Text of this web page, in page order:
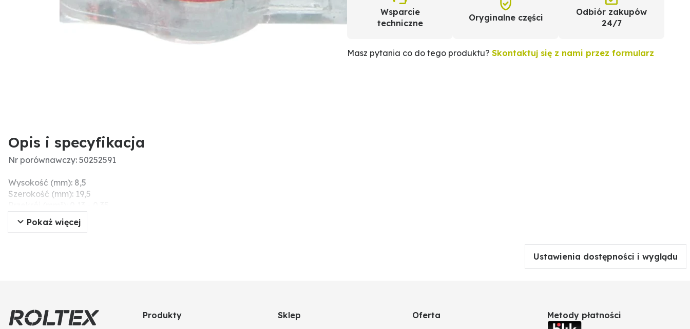
Wsparcie
techniczne
Oryginalne części
Odbiór zakupów
24/7
Masz pytania co do tego produktu? Skontaktuj się z nami przez formularz
Opis i specyfikacja
Nr porównawczy: 50252591
Wysokość (mm): 8,5
Szerokość (mm): 19,5
Liczba styków: 3-biegunowa
Wymiary (mm): do przewodu z Ø 1,7
Pokaż więcej
Ustawienia dostępności i wyglądu
Produkty Sklep Oferta Metody płatności